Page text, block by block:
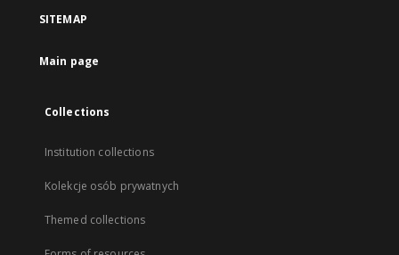
SITEMAP
Main page
Collections
Institution collections
Kolekcje osób prywatnych
Themed collections